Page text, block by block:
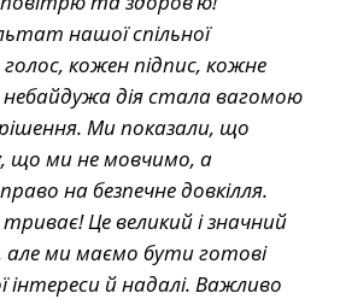
нашої спільної
кожен підпис, кожне
дія стала вагомою
Ми показали, що
що ми не мовчимо, а
на безпечне довкілля.
Це великий і значний
але ми маємо бути готові
інтереси й надалі. Важливо